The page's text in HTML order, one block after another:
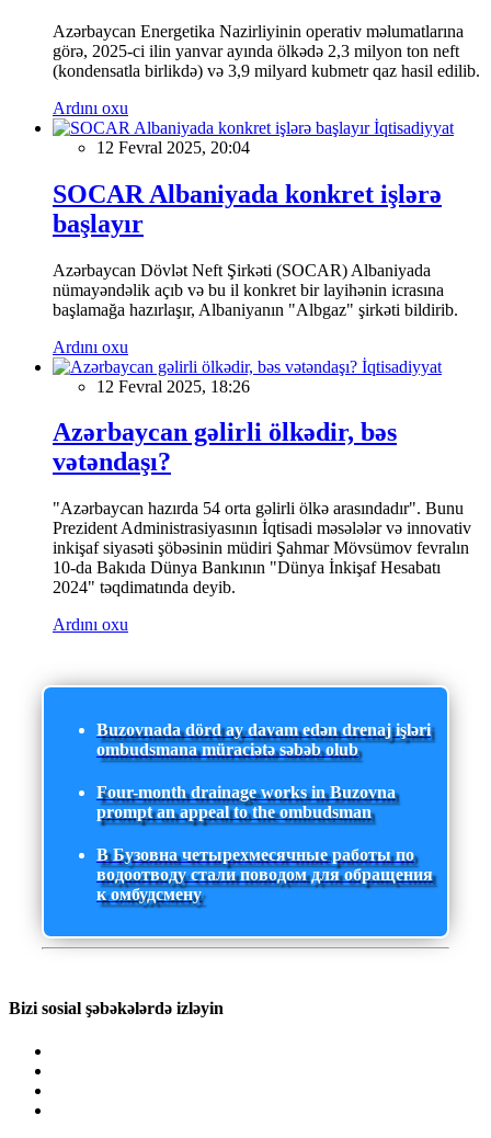
Azərbaycan Energetika Nazirliyinin operativ məlumatlarına
görə, 2025-ci ilin yanvar ayında ölkədə 2,3 milyon ton neft
(kondensatla birlikdə) və 3,9 milyard kubmetr qaz hasil edilib.
Ardını oxu
İqtisadiyyat
12 Fevral 2025, 20:04
SOCAR Albaniyada konkret işlərə
başlayır
Azərbaycan Dövlət Neft Şirkəti (SOCAR) Albaniyada
nümayəndəlik açıb və bu il konkret bir layihənin icrasına
başlamağa hazırlaşır, Albaniyanın "Albgaz" şirkəti bildirib.
Ardını oxu
İqtisadiyyat
12 Fevral 2025, 18:26
Azərbaycan gəlirli ölkədir, bəs
vətəndaşı?
"Azərbaycan hazırda 54 orta gəlirli ölkə arasındadır". Bunu
Prezident Administrasiyasının İqtisadi məsələlər və innovativ
inkişaf siyasəti şöbəsinin müdiri Şahmar Mövsümov fevralın
10-da Bakıda Dünya Bankının "Dünya İnkişaf Hesabatı
2024" təqdimatında deyib.
Ardını oxu
Buzovnada dörd ay davam edən drenaj işləri
ombudsmana müraciətə səbəb olub
Four-month drainage works in Buzovna
prompt an appeal to the ombudsman
В Бузовна четырехмесячные работы по
водоотводу стали поводом для обращения
к омбудсмену
Bizi sosial şəbəkələrdə izləyin